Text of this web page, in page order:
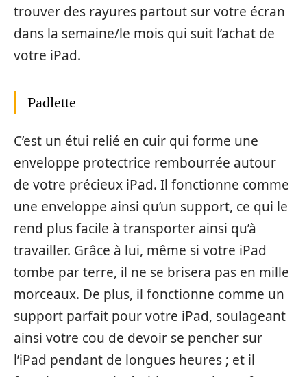
trouver des rayures partout sur votre écran
dans la semaine/le mois qui suit l’achat de
votre iPad.
Padlette
C’est un étui relié en cuir qui forme une
enveloppe protectrice rembourrée autour
de votre précieux iPad. Il fonctionne comme
une enveloppe ainsi qu’un support, ce qui le
rend plus facile à transporter ainsi qu’à
travailler. Grâce à lui, même si votre iPad
tombe par terre, il ne se brisera pas en mille
morceaux. De plus, il fonctionne comme un
support parfait pour votre iPad, soulageant
ainsi votre cou de devoir se pencher sur
l’iPad pendant de longues heures ; et il